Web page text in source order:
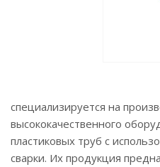
специализируется на
высококачественного
пластиковых труб с
сварки. Их продукция